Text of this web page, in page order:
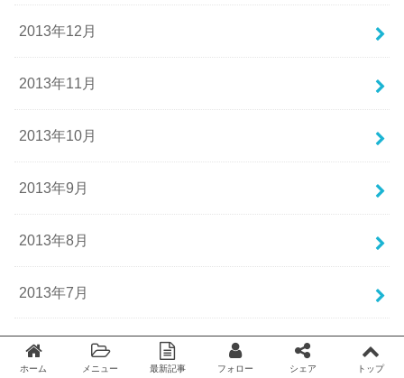
2013年12月
2013年11月
2013年10月
2013年9月
2013年8月
2013年7月
2013年6月
ホーム メニュー 最新記事 フォロー シェア トップ
Twitter facebook